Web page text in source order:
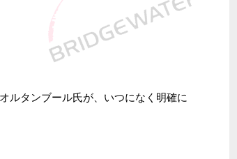
ルタンブール氏が、いつになく明確に